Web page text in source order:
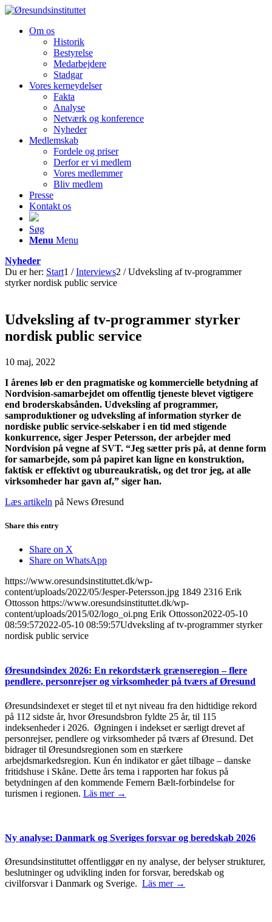
Om os
Historik
Bestyrelse
Medarbejdere
Stadgar
Vores kerneydelser
Fakta
Analyse
Netværk og konference
Nyheder
Medlemskab
Fordele og priser
Derfor er vi medlem
Vores medlemmer
Bliv medlem
Presse
Kontakt os
Søg
Menu Menu
Nyheder
Du er her: Start1 / Interviews2 / Udveksling af tv-programmer
styrker nordisk public service
Udveksling af tv-programmer styrker
nordisk public service
10 maj, 2022
I årenes løb er den pragmatiske og kommercielle betydning af
Nordvision-samarbejdet om offentlig tjeneste blevet vigtigere
end broderskabsånden. Udveksling af programmer,
samproduktioner og udveksling af information styrker de
nordiske public service-selskaber i en tid med stigende
konkurrence, siger Jesper Petersson, der arbejder med
Nordvision på vegne af SVT. “Jeg sætter pris på, at denne form
for samarbejde, som på papiret kan ligne en konstruktion,
faktisk er effektivt og ubureaukratisk, og det tror jeg, at alle
virksomheder har gavn af,” siger han.
Læs artikeln på News Øresund
Share this entry
Share on X
Share on WhatsApp
https://www.oresundsinstituttet.dk/wp-
content/uploads/2022/05/Jesper-Petersson.jpg 1849 2316 Erik
Ottosson https://www.oresundsinstituttet.dk/wp-
content/uploads/2015/02/logo_oi.png Erik Ottosson2022-05-10
08:59:572022-05-10 08:59:57Udveksling af tv-programmer styrker
nordisk public service
Øresundsindex 2026: En rekordstærk grænseregion – flere
pendlere, personrejser og virksomheder på tværs af Øresund
Øresundsindexet er steget til et nyt niveau fra den hidtidige rekord
på 112 sidste år, hvor Øresundsbron fyldte 25 år, til 115
indeksenheder i 2026. Øgningen i indekset er særligt drevet af
personrejser, pendlere og virksomheder på tværs af Øresund. Det
bidrager til Øresundsregionen som en stærkere
arbejdsmarkedsregion. Kun én indikator er gået tilbage – danske
fritidshuse i Skåne. Dette års tema i rapporten har fokus på
betydningen af den kommende Femern Bælt-forbindelse for
turismen i regionen. Läs mer →
Ny analyse: Danmark og Sveriges forsvar og beredskab 2026
Øresundsinstituttet offentliggør en ny analyse, der belyser strukturer,
beslutninger og udvikling inden for forsvar, beredskab og
civilforsvar i Danmark og Sverige. Läs mer →